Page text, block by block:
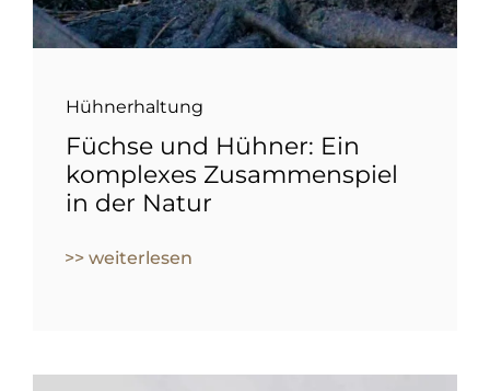
Hühnerhaltung
Füchse und Hühner: Ein
komplexes Zusammenspiel
in der Natur
>> weiterlesen